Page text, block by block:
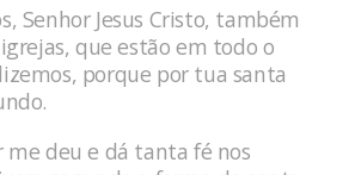
Senhor Jesus Cristo, também
que estão em todo o
porque por tua santa
me deu e dá tanta fé nos